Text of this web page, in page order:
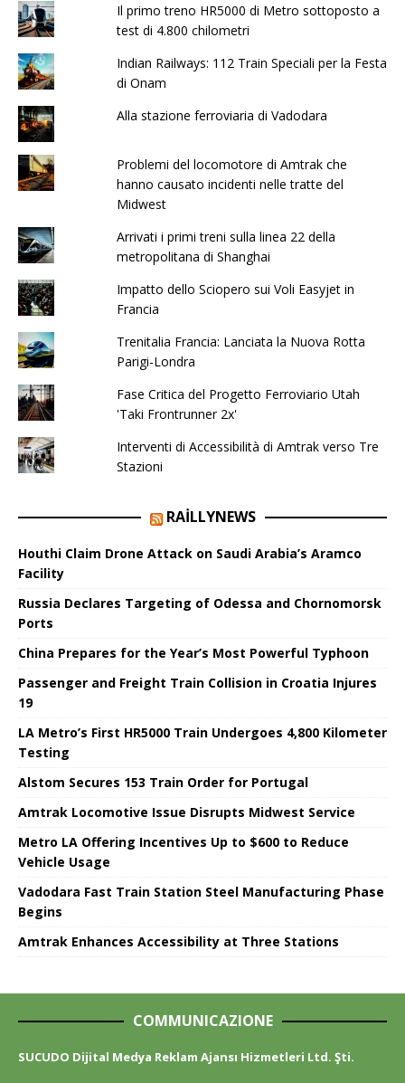
Il primo treno HR5000 di Metro sottoposto a
test di 4.800 chilometri
Indian Railways: 112 Train Speciali per la Festa
di Onam
Alla stazione ferroviaria di Vadodara
Problemi del locomotore di Amtrak che
hanno causato incidenti nelle tratte del
Midwest
Arrivati ​​​​i primi treni sulla linea 22 della
metropolitana di Shanghai
Impatto dello Sciopero sui Voli Easyjet in
Francia
Trenitalia Francia: Lanciata la Nuova Rotta
Parigi-Londra
Fase Critica del Progetto Ferroviario Utah
'Taki Frontrunner 2x'
Interventi di Accessibilità di Amtrak verso Tre
Stazioni
RAILLYNEWS
Houthi Claim Drone Attack on Saudi Arabia’s Aramco
Facility
Russia Declares Targeting of Odessa and Chornomorsk
Ports
China Prepares for the Year’s Most Powerful Typhoon
Passenger and Freight Train Collision in Croatia Injures
19
LA Metro’s First HR5000 Train Undergoes 4,800 Kilometer
Testing
Alstom Secures 153 Train Order for Portugal
Amtrak Locomotive Issue Disrupts Midwest Service
Metro LA Offering Incentives Up to $600 to Reduce
Vehicle Usage
Vadodara Fast Train Station Steel Manufacturing Phase
Begins
Amtrak Enhances Accessibility at Three Stations
COMMUNICAZIONE
SUCUDO Dijital Medya Reklam Ajansı Hizmetleri Ltd. Şti.